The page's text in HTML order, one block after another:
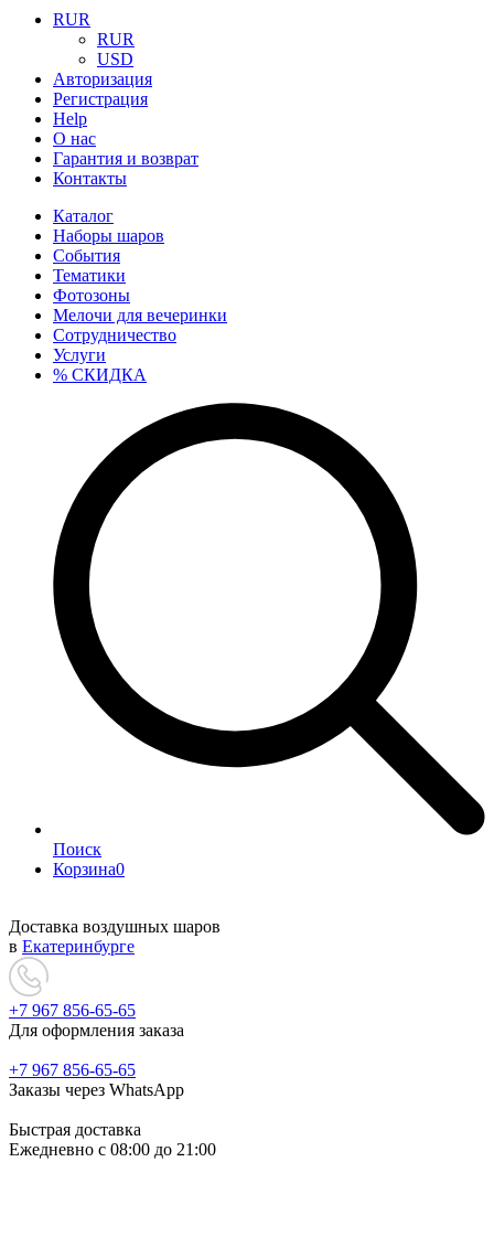
RUR
RUR
USD
Авторизация
Регистрация
Help
О нас
Гарантия и возврат
Контакты
Каталог
Наборы шаров
События
Тематики
Фотозоны
Мелочи для вечеринки
Сотрудничество
Услуги
% СКИДКА
Поиск
Корзина0
Доставка воздушных шаров
в Екатеринбурге
+7 967 856-65-65
Для оформления заказа
+7 967 856-65-65
Заказы через WhatsApp
Быстрая доставка
Ежедневно c 08:00 до 21:00